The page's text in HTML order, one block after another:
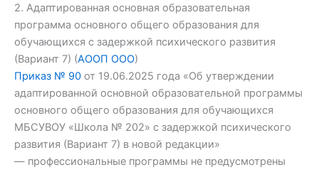
2. Адаптированная основная образовательная
программа основного общего образования для
обучающихся с задержкой психического развития
(Вариант 7) (АООП ООО)
Приказ № 90 от 19.06.2025 года «Об утверждении
адаптированной основной образовательной программы
основного общего образования для обучающихся
МБСУВОУ «Школа № 202» с задержкой психического
развития (Вариант 7) в новой редакции»
— профессиональные программы не предусмотрены